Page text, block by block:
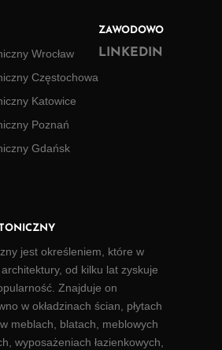
Wrocław
Częstochowa
Katowice
Poznań
Gdańsk
ZAWODOWO
LINKEDIN
jest określeniem, które w
od kilku lat zyskuje
Znajduje on
w okładzinach ścian, płytach
meblach, blatach, meblowych
wyposażeniach łazienkowych,